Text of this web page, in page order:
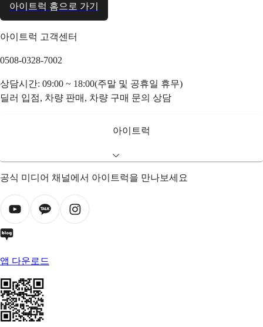
아이트럭 홈으로 가기
아이트럭 고객센터
0508-0328-7002
상담시간: 09:00 ~ 18:00(주말 및 공휴일 휴무)
딜러 입점, 차량 판매, 차량 구매 문의 상담
아이트럭
공식 미디어 채널에서 아이트럭을 만나보세요
앱 다운로드